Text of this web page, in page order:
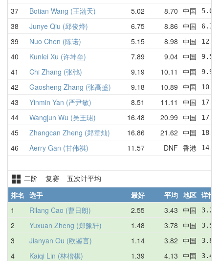
37
Botian Wang (王渤天) 5.02 8.70 中国
38 Junye Qiu (邱俊烨) 6.75 8.86 中国
39 Nuo Chen (陈诺) 5.15 8.98 中国
40 Kunlei Xu (许坤垒) 7.89 9.04 中国
41 Chi Zhang (张弛) 9.19 10.11 中国
42 Gaosheng Zhang (张高盛) 9.18 10.89 中国
43 Yinmin Yan (严尹敏) 8.51 11.11 中国
44 Wangjun Wu (吴王珺) 16.48 20.99 中国
45 Zhangcan Zheng (郑章灿) 16.86 21.62 中国
46 Aerry Gan (甘伟祺) 11.57 DNF 香港
二阶 复赛 五次计平均
排名 选手 最好 平均 地区 详情
1
Rilang Cao (曹日朗) 2.55 3.43 中国
2 Yuxuan Zheng (郑豫轩) 1.48 3.78 中国
3 Jianyan Ou (欧鉴言) 1.14 3.82 中国
4 Kaiqi Lin (林楷棋) 1.39 4.13 中国